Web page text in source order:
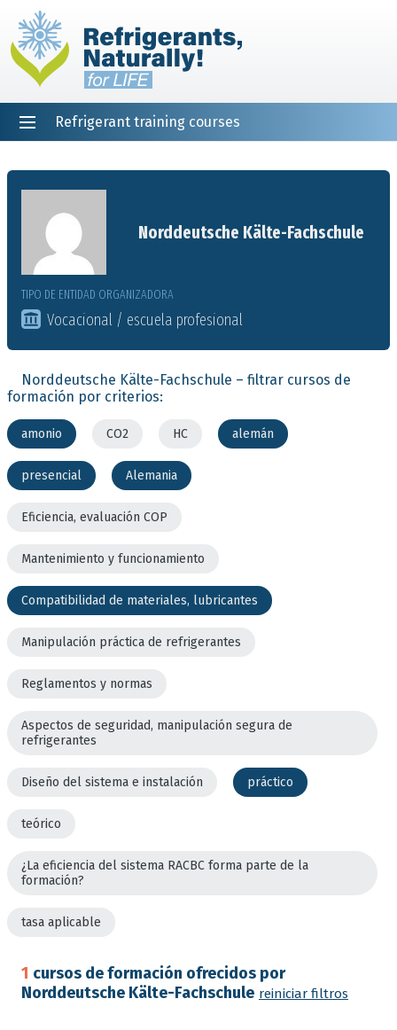
Refrigerant training courses
Norddeutsche Kälte-Fachschule
TIPO DE ENTIDAD ORGANIZADORA
Vocacional / escuela profesional
Norddeutsche Kälte-Fachschule – filtrar cursos de
formación por criterios:
amonio CO2 HC alemán
presencial Alemania
Eficiencia, evaluación COP
Mantenimiento y funcionamiento
Compatibilidad de materiales, lubricantes
Manipulación práctica de refrigerantes
Reglamentos y normas
Aspectos de seguridad, manipulación segura de
refrigerantes
Diseño del sistema e instalación práctico
teórico
¿La eficiencia del sistema RACBC forma parte de la
formación?
tasa aplicable
1 cursos de formación ofrecidos por
Norddeutsche Kälte-Fachschule reiniciar filtros